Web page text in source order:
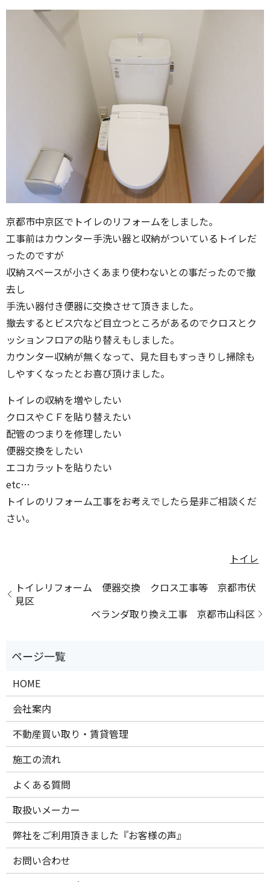
京都市中京区でトイレのリフォームをしました。
工事前はカウンター手洗い器と収納がついているトイレだ
ったのですが
収納スペースが小さくあまり使わないとの事だったので撤
去し
手洗い器付き便器に交換させて頂きました。
撤去するとビス穴など目立つところがあるのでクロスとク
ッションフロアの貼り替えもしました。
カウンター収納が無くなって、見た目もすっきりし掃除も
しやすくなったとお喜び頂けました。
トイレの収納を増やしたい
クロスやＣＦを貼り替えたい
配管のつまりを修理したい
便器交換をしたい
エコカラットを貼りたい
etc…
トイレのリフォーム工事をお考えでしたら是非ご相談くだ
さい。
トイレ
トイレリフォーム 便器交換 クロス工事等 京都市伏
見区
ベランダ取り換え工事 京都市山科区
HOME
会社案内
不動産買い取り・賃貸管理
施工の流れ
よくある質問
取扱いメーカー
弊社をご利用頂きました『お客様の声』
お問い合わせ